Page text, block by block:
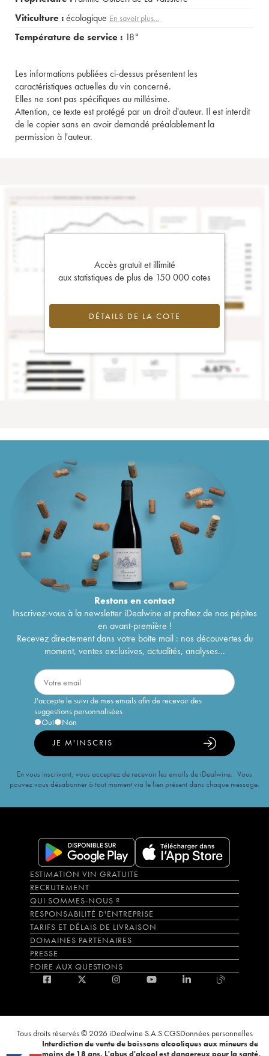
Viticulture :écologique En savoir plus...
Température de service : 18°
Les informations publiées ci-dessus présentent les
caractéristiques actuelles du vin concerné.
Elles ne sont pas spécifiques au millésime.
Attention, ce texte est protégé par un droit d'auteur. Il est interdit
de le copier sans en avoir demandé préalablement la
permission à l'auteur.
Accès gratuit et illimité
aux statistiques de plus de 150 000 cotes
DÉTAILS DE LA COTE
Restons encontact
Inscrivez-vous à la newsletter iDealwine et profitez de nos pépites
en avant-première !
Recevez directement dans votre boîte mail : nos découvertes du
moment, ventes exclusives, actualités, analyses...
J'accepte le suivi de mes emails afin de recevoir des
suggestions personnalisées
Oui
Non
JE M'INSCRIS
En vous inscrivant, vous acceptez de recevoir les emails de iDealwine. Vous
pouvez vous désabonner à tout moment via le lien présent dans chaque message.
ESTIMATION VIN GRATUITE
RECRUTEMENT
QUI SOMMES-NOUS ?
RESPONSABILITÉ D'ENTREPRISE
TARIFS ET DÉLAIS DE LIVRAISON
DOMAINES PARTENAIRES
PRESSE
FOIRE AUX QUESTIONS
Tous droits réservés © 2026 iDealwine S.A.S.CGSDonnées personnelles
Interdiction de vente de boissons alcooliques aux mineurs de
moins de 18 ans. L'abus d'alcool est dangereux pour la santé,